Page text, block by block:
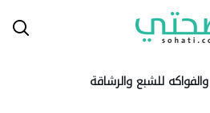
للشبع والرشاقة